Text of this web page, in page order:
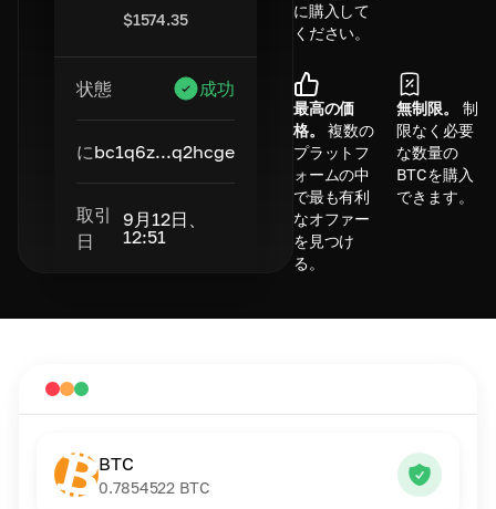
$1574.35
状態 成功
にbc1q6z...q2hcge
取引
日
9月12日、
12:51
に購入して
ください。
最高の価
格。
複数の
プラットフ
ォームの中
で最も有利
なオファー
を見つけ
る。
無制限。
制
限なく必要
な数量の
BTCを購入
できます。
BTC
0.7854522 BTC